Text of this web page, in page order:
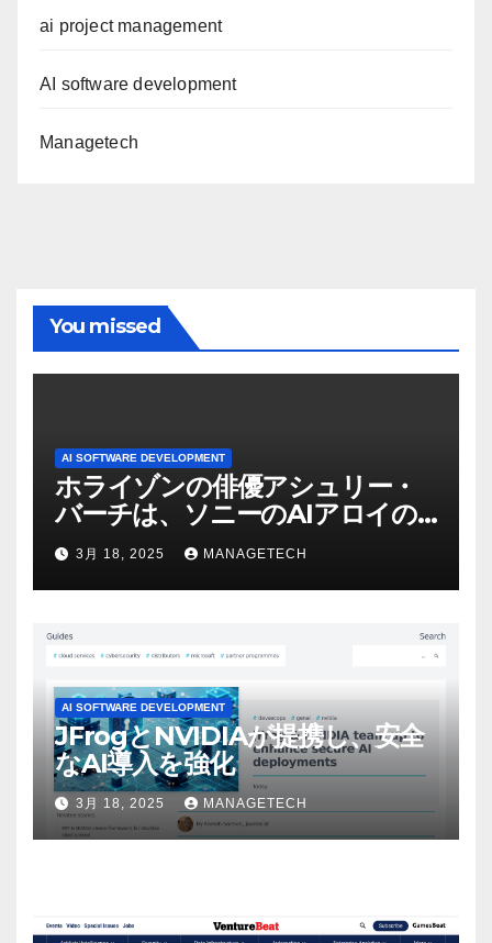
ai project management
AI software development
Managetech
You missed
AI SOFTWARE DEVELOPMENT
ホライゾンの俳優アシュリー・
バーチは、ソニーのAIアロイの
ビデオを見て「ゲームパフォー
マンスという芸術形式に不安を
感じた」と語る – IGN
3月 18, 2025 MANAGETECH
AI SOFTWARE DEVELOPMENT
JFrogとNVIDIAが提携し、安全
なAI導入を強化
3月 18, 2025 MANAGETECH